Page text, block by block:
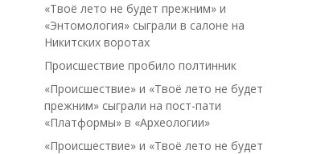
«Твоё лето не будет прежним» и
«Энтомология» сыграли в салоне на
Никитских воротах
Происшествие пробило полтинник
«Происшествие» и «Твоё лето не будет
прежним» сыграли на пост-пати
«Платформы» в «Археологии»
«Происшествие» и «Твоё лето не будет